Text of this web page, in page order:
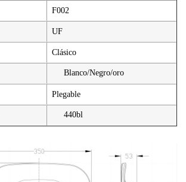
F002
UF
Clásico
Blanco/Negro/oro
Plegable
440bl